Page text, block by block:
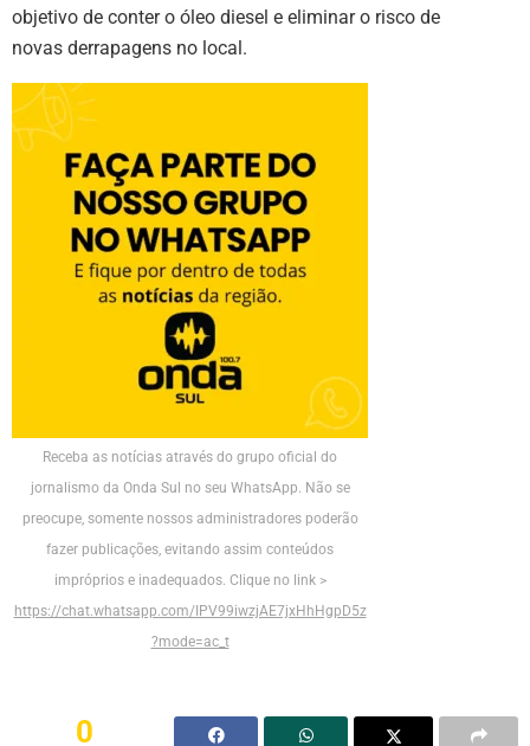
objetivo de conter o óleo diesel e eliminar o risco de
novas derrapagens no local.
Receba as notícias através do grupo oficial do
jornalismo da Onda Sul no seu WhatsApp. Não se
preocupe, somente nossos administradores poderão
fazer publicações, evitando assim conteúdos
impróprios e inadequados. Clique no link >
https://chat.whatsapp.com/IPV99iwzjAE7jxHhHgpD5z
?mode=ac_t
0